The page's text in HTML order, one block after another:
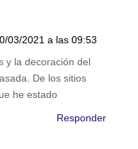
03/2021 a las 09:53
y la decoración del
De los sitios
he estado
Responder